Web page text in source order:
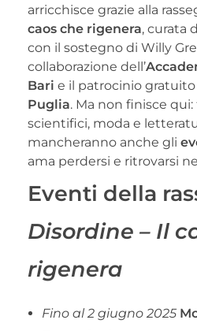
arricchisce grazie alla
caos che rigenera, curata
con il sostegno di Willy
collaborazione dell’
Bari e il patrocinio gratuito
Puglia. Ma non finisce
scientifici, moda e
mancheranno anche gli
ama perdersi e ritrovarsi
Eventi della
Disordine – Il
rigenera
Fino al 2 giugno 2025